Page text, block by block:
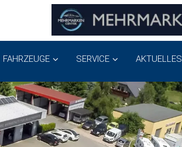
FAHRZEUGE SERVICE AKTUELLES